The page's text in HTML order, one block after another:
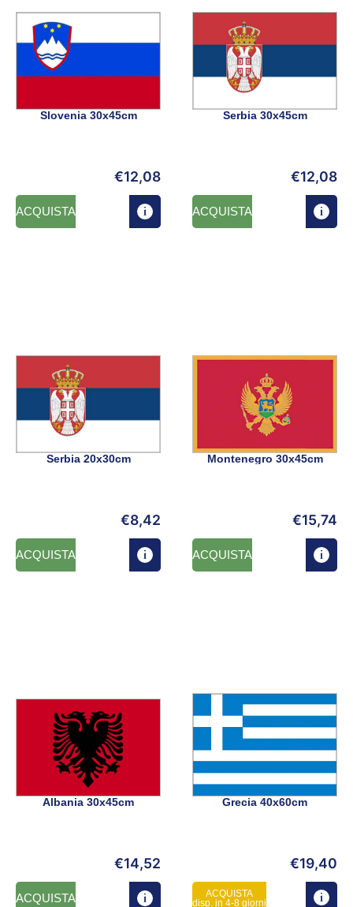
Slovenia 30x45cm
€12,08
ACQUISTA
Serbia 30x45cm
€12,08
ACQUISTA
Serbia 20x30cm
€8,42
ACQUISTA
Montenegro 30x45cm
€15,74
ACQUISTA
Albania 30x45cm
€14,52
ACQUISTA
Grecia 40x60cm
€19,40
ACQUISTA
disp. in 4-8 giorni